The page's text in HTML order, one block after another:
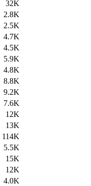
32K
2.8K
2.5K
4.7K
4.5K
5.9K
4.8K
8.8K
9.2K
7.6K
12K
13K
114K
5.5K
15K
12K
4.0K